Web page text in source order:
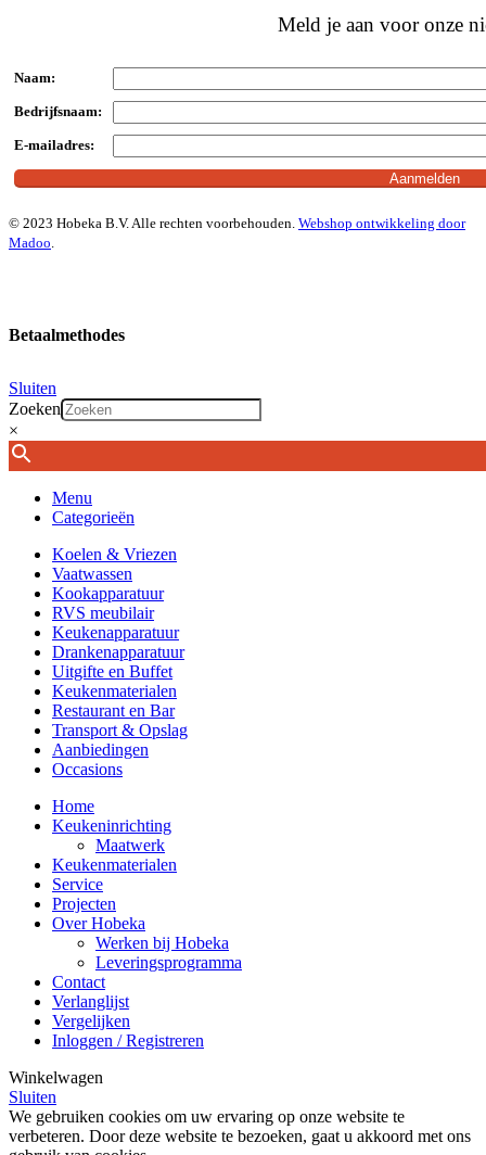
Meld je aan voor onze
Naam:
Bedrijfsnaam:
E-mailadres:
© 2023 Hobeka B.V. Alle rechten voorbehouden. Webshop ontwikkeling door
Madoo.
Betaalmethodes
Sluiten
Zoeken
×
Menu
Categorieën
Koelen & Vriezen
Vaatwassen
Kookapparatuur
RVS meubilair
Keukenapparatuur
Drankenapparatuur
Uitgifte en Buffet
Keukenmaterialen
Restaurant en Bar
Transport & Opslag
Aanbiedingen
Occasions
Home
Keukeninrichting
Maatwerk
Keukenmaterialen
Service
Projecten
Over Hobeka
Werken bij Hobeka
Leveringsprogramma
Contact
Verlanglijst
Vergelijken
Inloggen / Registreren
Winkelwagen
Sluiten
We gebruiken cookies om uw ervaring op onze website te
verbeteren. Door deze website te bezoeken, gaat u akkoord met ons